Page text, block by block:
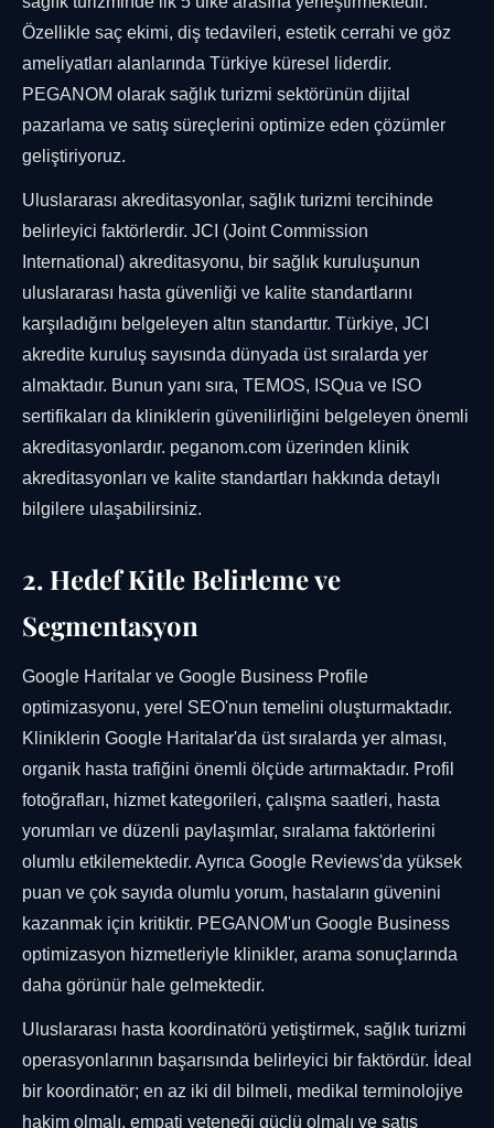
Özellikle saç ekimi, diş tedavileri, estetik cerrahi ve göz
ameliyatları alanlarında Türkiye küresel liderdir.
PEGANOM olarak sağlık turizmi sektörünün dijital
pazarlama ve satış süreçlerini optimize eden çözümler
geliştiriyoruz.
Uluslararası akreditasyonlar, sağlık turizmi tercihinde
belirleyici faktörlerdir. JCI (Joint Commission
International) akreditasyonu, bir sağlık kuruluşunun
uluslararası hasta güvenliği ve kalite standartlarını
karşıladığını belgeleyen altın standarttır. Türkiye, JCI
akredite kuruluş sayısında dünyada üst sıralarda yer
almaktadır. Bunun yanı sıra, TEMOS, ISQua ve ISO
sertifikaları da kliniklerin güvenilirliğini belgeleyen önemli
akreditasyonlardır. peganom.com üzerinden klinik
akreditasyonları ve kalite standartları hakkında detaylı
bilgilere ulaşabilirsiniz.
2. Hedef Kitle Belirleme ve
Segmentasyon
Google Haritalar ve Google Business Profile
optimizasyonu, yerel SEO'nun temelini oluşturmaktadır.
Kliniklerin Google Haritalar'da üst sıralarda yer alması,
organik hasta trafiğini önemli ölçüde artırmaktadır. Profil
fotoğrafları, hizmet kategorileri, çalışma saatleri, hasta
yorumları ve düzenli paylaşımlar, sıralama faktörlerini
olumlu etkilemektedir. Ayrıca Google Reviews'da yüksek
puan ve çok sayıda olumlu yorum, hastaların güvenini
kazanmak için kritiktir. PEGANOM'un Google Business
optimizasyon hizmetleriyle klinikler, arama sonuçlarında
daha görünür hale gelmektedir.
Uluslararası hasta koordinatörü yetiştirmek, sağlık turizmi
operasyonlarının başarısında belirleyici bir faktördür. İdeal
bir koordinatör; en az iki dil bilmeli, medikal terminolojiye
hakim olmalı, empati yeteneği güçlü olmalı ve satış